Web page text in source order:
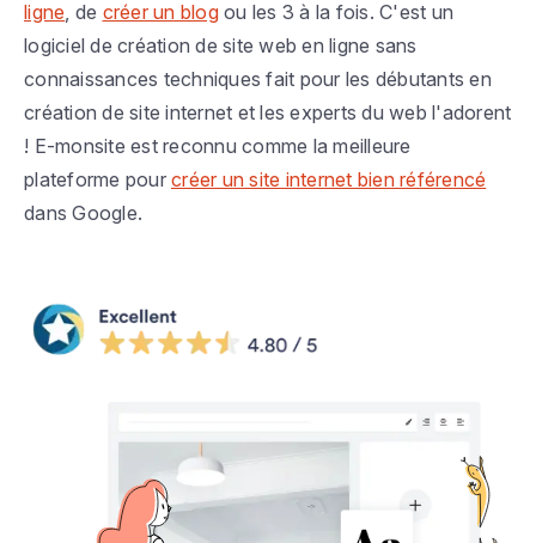
ligne , de créer un blogou les 3 à la fois. C'est un
logiciel de création de site web en ligne sans
connaissances techniques fait pour les débutants en
création de site internet et les experts du web l'adorent
! E-monsite est reconnu comme la meilleure
plateforme pour créer un site internet bien référencé
dans Google.